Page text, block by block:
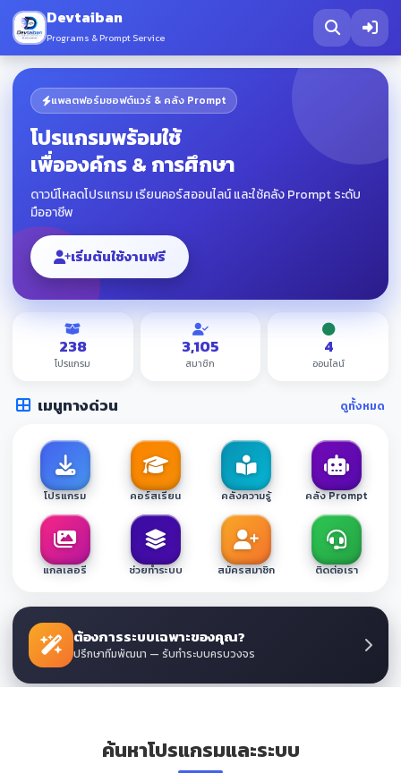
Devtaiban
Programs & Prompt Service
แพลตฟอร์มซอฟต์แวร์ & คลัง Prompt
โปรแกรมพร้อมใช้
เพื่อองค์กร & การศึกษา
ดาวน์โหลดโปรแกรม เรียนคอร์สออนไลน์ และใช้คลัง Prompt ระดับ
มืออาชีพ
เริ่มต้นใช้งานฟรี
238
โปรแกรม
3,105
สมาชิก
4
ออนไลน์
เมนูทางด่วน ดูทั้งหมด
โปรแกรม คอร์สเรียน คลังความรู้ คลัง Prompt
แกลเลอรี ช่วยทำระบบ สมัครสมาชิก ติดต่อเรา
ต้องการระบบเฉพาะของคุณ?
ปรึกษาทีมพัฒนา — รับทำระบบครบวงจร
ค้นหาโปรแกรมและระบบ